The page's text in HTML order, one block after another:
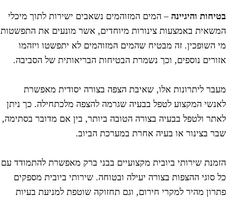
והיגיינה– המים המזוהמים נשאבים ישירות לתוך מיכלי
באמצעות צינורות מיוחדים, אשר מונעים את התפשטות
השופכין. זה מבטיח שהמים המזוהמים לא יתפשטו ויזהמו
נוספים, וכך נשמרת הבטיחות הבריאותית של הסביבה.
ליתרונות אלו, שאיבת הצפה בצורה יסודית מאפשרת
המקצוע לטפל בבעיה שגרמה להצפה מלכתחילה. כך ניתן
ולטפל בבעיה בצורה הטובה ביותר, בין אם מדובר בסתימה,
בצינור או בעיה אחרת במערכת הביוב.
שירותי ביובית מקצועיים בבני ברק מאפשרת להתמודד עם
סוגי ההצפות בצורה יעילה ובטוחה. שירותי ביובית מספקים
מהיר למקרי חירום, וגם תחזוקה שוטפת למניעת בעיות